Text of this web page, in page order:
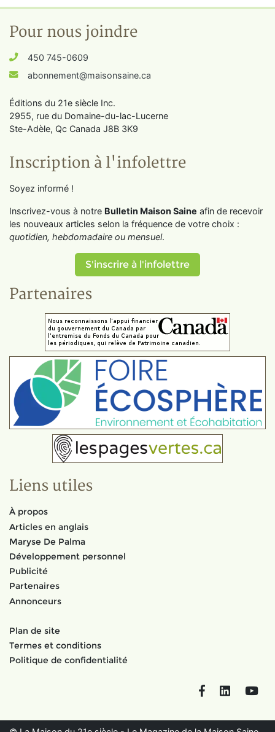
Pour nous joindre
450 745-0609
abonnement@maisonsaine.ca
Éditions du 21e siècle Inc.
2955, rue du Domaine-du-lac-Lucerne
Ste-Adèle, Qc Canada J8B 3K9
Inscription à l'infolettre
Soyez informé !
Inscrivez-vous à notre Bulletin Maison Saine afin de recevoir
les nouveaux articles selon la fréquence de votre choix :
quotidien, hebdomadaire ou mensuel.
S'inscrire à l'infolettre
Partenaires
Liens utiles
À propos
Articles en anglais
Maryse De Palma
Développement personnel
Publicité
Partenaires
Annonceurs
Plan de site
Termes et conditions
Politique de confidentialité
FacebookLinkedIn